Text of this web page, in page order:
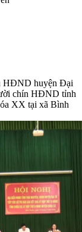
HĐND huyện Đại
chín HĐND tỉnh
XX tại xã Bình